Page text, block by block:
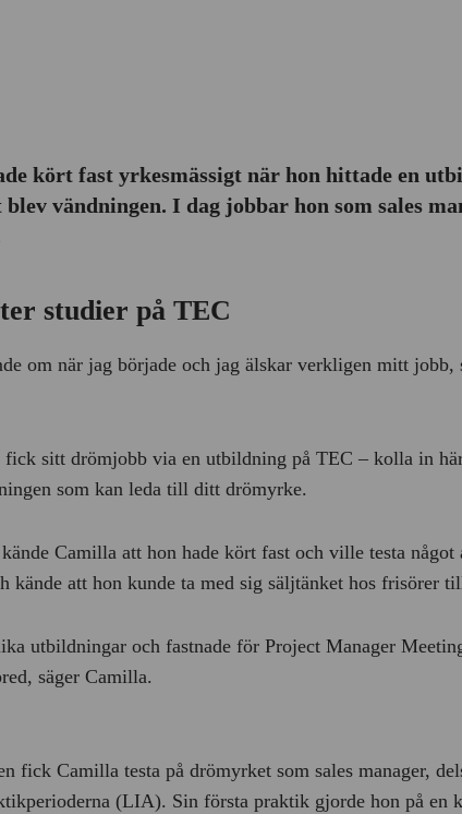
kört fast yrkesmässigt när hon hittade en
vändningen. I dag jobbar hon som sales
studier på TEC
om när jag började och jag älskar verkligen mitt jobb,
fick sitt drömjobb via en utbildning på TEC – kolla in
som kan leda till ditt drömyrke.
Camilla att hon hade kört fast och ville testa
kände att hon kunde ta med sig säljtänket hos frisörer
utbildningar och fastnade för Project Manager
säger Camilla.
fick Camilla testa på drömyrket som sales manager,
(LIA). Sin första praktik gjorde hon på en